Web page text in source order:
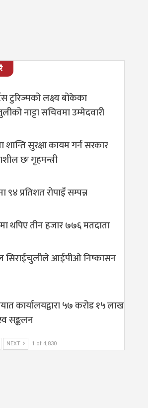
टुरिज्मको लक्ष्य बोकेका
नाट्टा सचिवमा उम्मेदवारी
शान्ति सुरक्षा कायम गर्न सरकार
छः गृहमन्त्री
९४ प्रतिशत रोपाइँ सम्पन्न
थपिए तीन हजार ७७६ मतदाता
सिराईचुलीले आईपीओ निष्कासन
कार्यालयद्वारा ५७ करोड १५ लाख
सङ्कलन
NEXT 1 of 4,830